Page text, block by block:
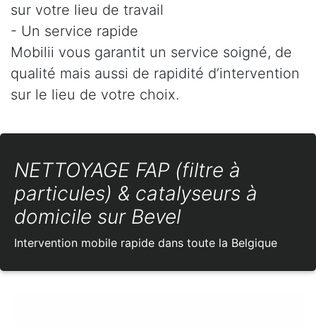
sur votre lieu de travail
- Un service rapide
Mobilii vous garantit un service soigné, de
qualité mais aussi de rapidité d’intervention
sur le lieu de votre choix.
NETTOYAGE FAP (filtre à
particules) & catalyseurs à
domicile sur Bevel
Intervention mobile rapide dans toute la Belgique